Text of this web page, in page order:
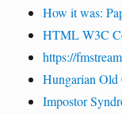
How it was:
HTML W3C
https://
Hungarian Old
Impostor